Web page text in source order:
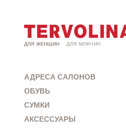
ДЛЯ ЖЕНЩИН ДЛЯ МУЖЧИН
АДРЕСА САЛОНОВ
ОБУВЬ
СУМКИ
АКСЕССУАРЫ